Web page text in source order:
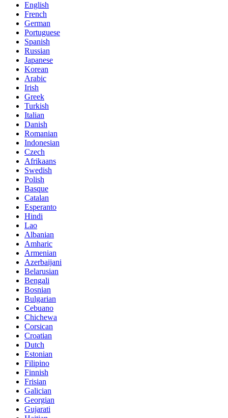
English
French
German
Portuguese
Spanish
Russian
Japanese
Korean
Arabic
Irish
Greek
Turkish
Italian
Danish
Romanian
Indonesian
Czech
Afrikaans
Swedish
Polish
Basque
Catalan
Esperanto
Hindi
Lao
Albanian
Amharic
Armenian
Azerbaijani
Belarusian
Bengali
Bosnian
Bulgarian
Cebuano
Chichewa
Corsican
Croatian
Dutch
Estonian
Filipino
Finnish
Frisian
Galician
Georgian
Gujarati